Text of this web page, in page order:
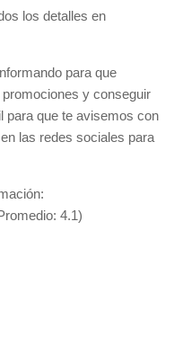
los detalles en
para que
y conseguir
para que te avisemos con
las redes sociales para
4.1)